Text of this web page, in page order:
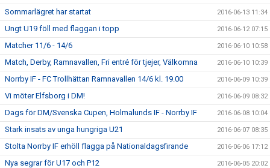
Sommarlägret har startat 2016-06-13 11:34
Ungt U19 föll med flaggan i topp 2016-06-12 07:15
Matcher 11/6 - 14/6 2016-06-10 10:58
Match, Derby, Ramnavallen, Fri entré för tjejer, Välkomna 2016-06-10 10:39
Norrby IF - FC Trollhättan Ramnavallen 14/6 kl. 19.00 2016-06-09 10:39
Vi möter Elfsborg i DM! 2016-06-09 08:32
Dags för DM/Svenska Cupen, Holmalunds IF - Norrby IF 2016-06-08 10:04
Stark insats av unga hungriga U21 2016-06-07 08:35
Stolta Norrby IF erhöll flagga på Nationaldagsfirande 2016-06-06 17:12
Nya segrar för U17 och P12 2016-06-05 20:02